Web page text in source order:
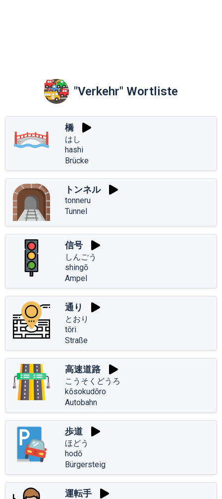
"Verkehr" Wortliste
橋
はし
hashi
Brücke
トンネル
tonneru
Tunnel
信号
しんごう
shingō
Ampel
通り
とおり
tōri
Straße
高速道路
こうそくどうろ
kōsokudōro
Autobahn
歩道
ほどう
hodō
Bürgersteig
運転手